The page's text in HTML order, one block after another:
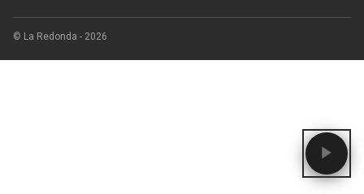
© La Redonda - 2026